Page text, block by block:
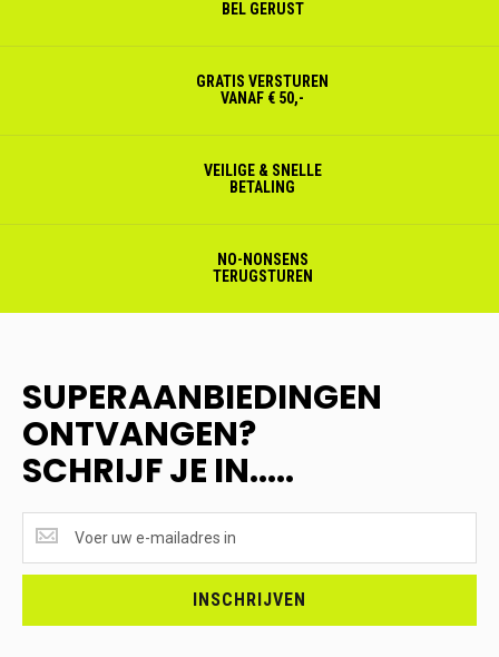
BEL GERUST
GRATIS VERSTUREN
VANAF € 50,-
VEILIGE & SNELLE
BETALING
NO-NONSENS
TERUGSTUREN
SUPERAANBIEDINGEN
ONTVANGEN?
SCHRIJF JE IN.....
ONTVANGEN?
<br>SCHRIJF
INSCHRIJVEN